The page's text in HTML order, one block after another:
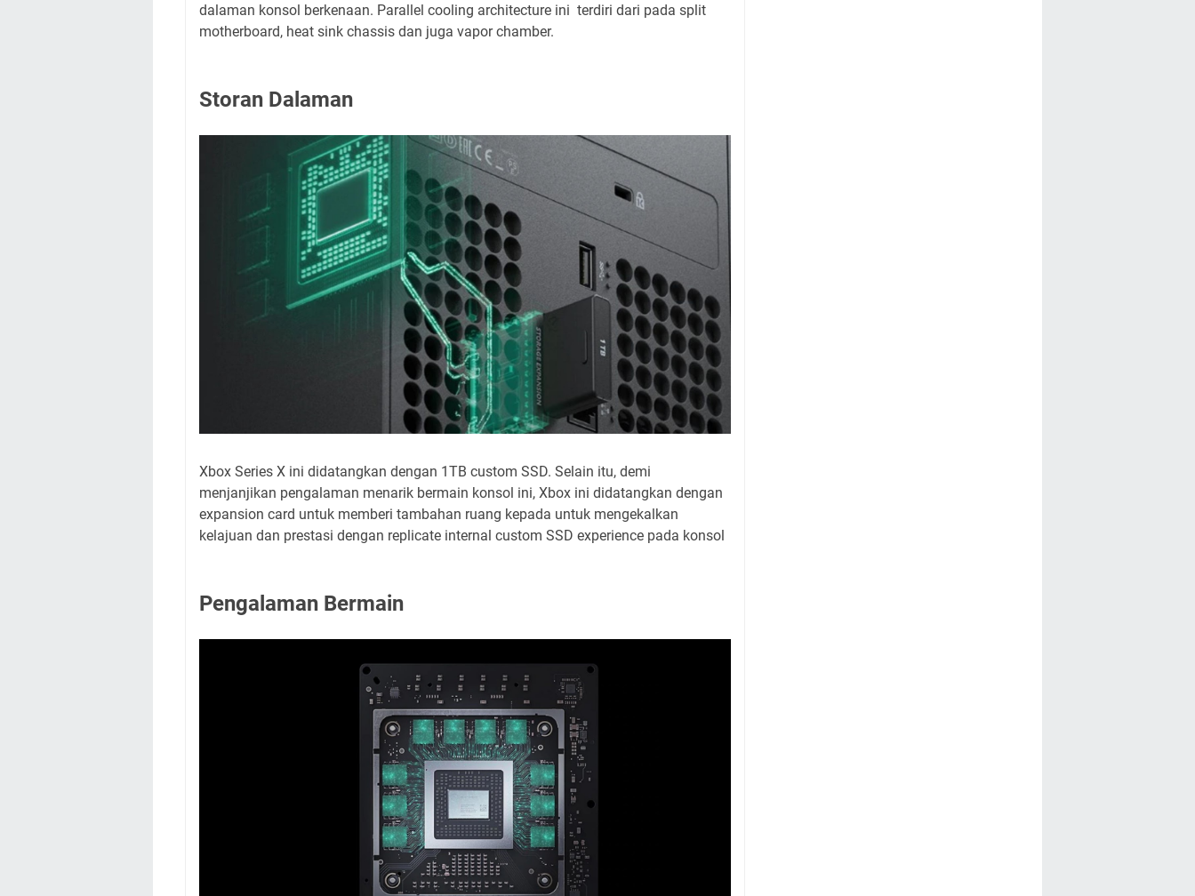
dalaman konsol berkenaan. Parallel cooling architecture ini terdiri dari pada split
motherboard, heat sink chassis dan juga vapor chamber.
Storan Dalaman
Xbox Series X ini didatangkan dengan 1TB custom SSD. Selain itu, demi
menjanjikan pengalaman menarik bermain konsol ini, Xbox ini didatangkan dengan
expansion card untuk memberi tambahan ruang kepada untuk mengekalkan
kelajuan dan prestasi dengan replicate internal custom SSD experience pada konsol
Pengalaman Bermain